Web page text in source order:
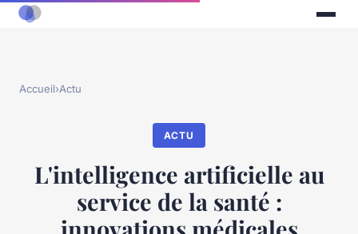
Accueil›Actu
ACTU
L'intelligence artificielle au
service de la santé :